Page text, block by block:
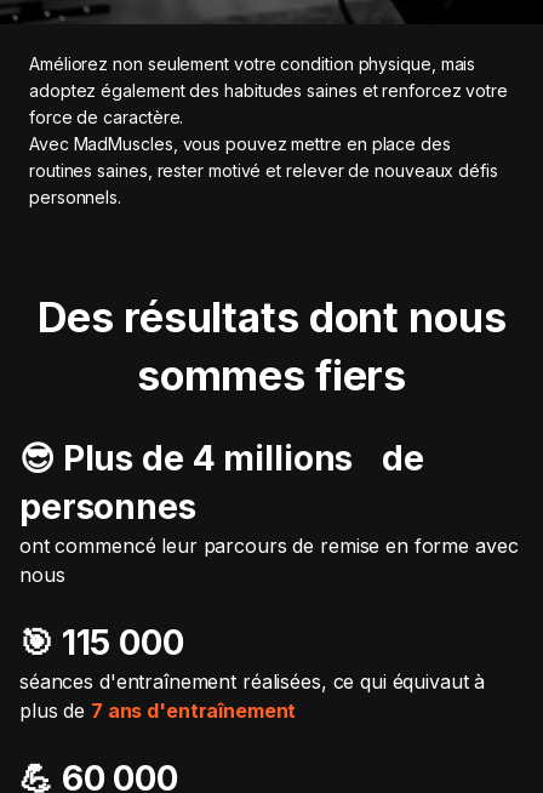
Améliorez non seulement votre condition physique, mais
adoptez également des habitudes saines et renforcez votre
force de caractère.
Avec MadMuscles, vous pouvez mettre en place des
routines saines, rester motivé et relever de nouveaux défis
personnels.
Des résultats dont nous
sommes fiers
😎 Plus de 4 millions de
personnes
ont commencé leur parcours de remise en forme avec
nous
🎯️ 115 000
séances d'entraînement réalisées, ce qui équivaut à
plus de 7 ans d'entraînement
💪 60 000